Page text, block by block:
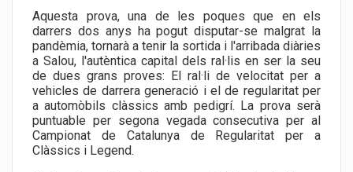
Aquesta prova, una de les poques que en els
darrers dos anys ha pogut disputar-se malgrat la
pandèmia, tornarà a tenir la sortida i l'arribada diàries
a Salou, l'autèntica capital dels ral·lis en ser la seu
de dues grans proves: El ral·li de velocitat per a
vehicles de darrera generació i el de regularitat per
a automòbils clàssics amb pedigrí. La prova serà
puntuable per segona vegada consecutiva per al
Campionat de Catalunya de Regularitat per a
Clàssics i Legend.